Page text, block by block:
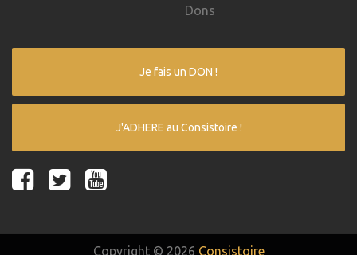
Dons
Je fais un DON !
J'ADHERE au Consistoire !
Copyright © 2026 Consistoire